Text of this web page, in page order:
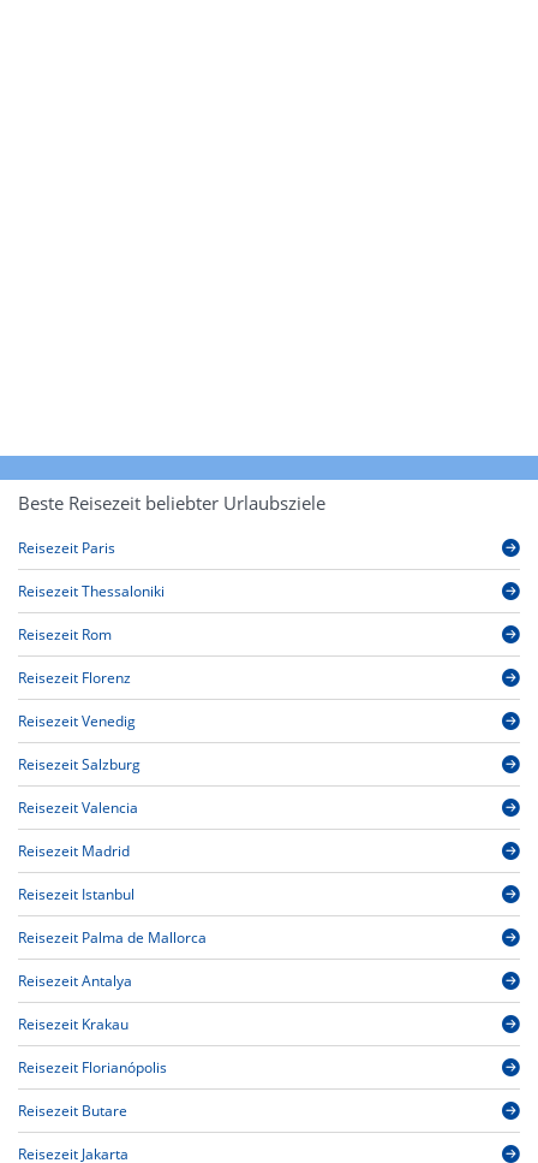
Beste Reisezeit beliebter Urlaubsziele
Reisezeit Paris
Reisezeit Thessaloniki
Reisezeit Rom
Reisezeit Florenz
Reisezeit Venedig
Reisezeit Salzburg
Reisezeit Valencia
Reisezeit Madrid
Reisezeit Istanbul
Reisezeit Palma de Mallorca
Reisezeit Antalya
Reisezeit Krakau
Reisezeit Florianópolis
Reisezeit Butare
Reisezeit Jakarta